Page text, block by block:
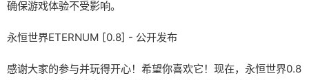
确保游戏体验不受影响。
永恒世界ETERNUM [0.8] - 公开发布
感谢大家的参与并玩得开心！希望你喜欢它！现在，永恒世界0.8